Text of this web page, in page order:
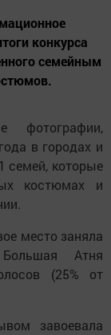
конкурса
семейным
фотографии,
в городах и
семей, которые
костюмах и
место заняла
Атня
(25% от
завоевала